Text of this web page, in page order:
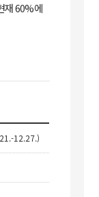
재 60%에
12.27.)